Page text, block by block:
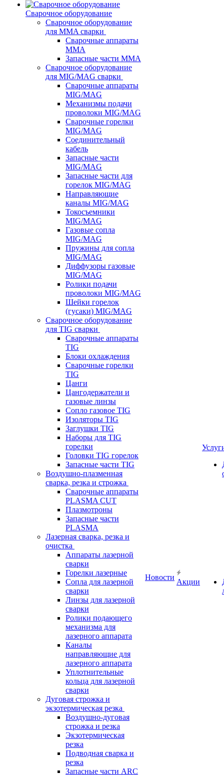
Сварочное оборудование
Сварочное оборудование
для MMA сварки
Сварочные аппараты
MMA
Запасные части MMA
Сварочное оборудование
для MIG/MAG сварки
Сварочные аппараты
MIG/MAG
Механизмы подачи
проволоки MIG/MAG
Сварочные горелки
MIG/MAG
Соединительный
кабель
Запасные части
MIG/MAG
Запасные части для
горелок MIG/MAG
Направляющие
каналы MIG/MAG
Токосъемники
MIG/MAG
Газовые сопла
MIG/MAG
Пружины для сопла
MIG/MAG
Диффузоры газовые
MIG/MAG
Ролики подачи
проволоки MIG/MAG
Шейки горелок
(гусаки) MIG/MAG
Сварочное оборудование
для TIG сварки
Сварочные аппараты
TIG
Блоки охлаждения
Сварочные горелки
TIG
Цанги
Цангодержатели и
газовые линзы
Сопло газовое TIG
Изоляторы TIG
Заглушки TIG
Наборы для TIG
горелки
Головки TIG горелок
Запасные части TIG
Воздушно-плазменная
сварка, резка и строжка
Сварочные аппараты
PLASMA CUT
Плазмотроны
Запасные части
PLASMA
Лазерная сварка, резка и
очистка
Аппараты лазерной
сварки
Горелки лазерные
Сопла для лазерной
сварки
Линзы для лазерной
сварки
Ролики подающего
механизма для
лазерного аппарата
Каналы
направляющие для
лазерного аппарата
Уплотнительные
кольца для лазерной
сварки
Дуговая строжка и
экзотермическая резка
Воздушно-дуговая
строжка и резка
Экзотермическая
резка
Подводная сварка и
резка
Запасные части ARC
Новости
Акции